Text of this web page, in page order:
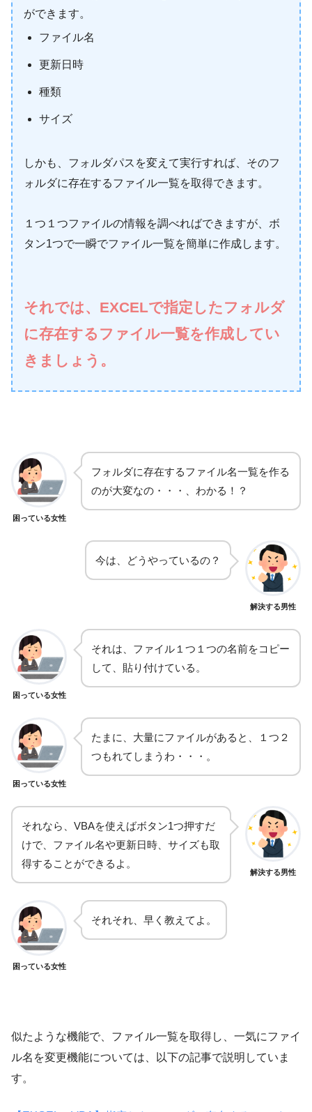
ができます。
ファイル名
更新日時
種類
サイズ
しかも、フォルダパスを変えて実行すれば、そのフ
ォルダに存在するファイル一覧を取得できます。
１つ１つファイルの情報を調べればできますが、ボ
タン1つで一瞬でファイル一覧を簡単に作成します。
それでは、EXCELで指定したフォルダ
に存在するファイル一覧を作成してい
きましょう。
困っている女性
フォルダに存在するファイル名一覧を作る
のが大変なの・・・、わかる！？
今は、どうやっているの？
解決する男性
困っている女性
それは、ファイル１つ１つの名前をコピー
して、貼り付けている。
困っている女性
たまに、大量にファイルがあると、１つ２
つもれてしまうわ・・・。
それなら、VBAを使えばボタン1つ押すだ
けで、ファイル名や更新日時、サイズも取
得することができるよ。
解決する男性
困っている女性
それそれ、早く教えてよ。
似たような機能で、ファイル一覧を取得し、一気にファイ
ル名を変更機能については、以下の記事で説明していま
す。